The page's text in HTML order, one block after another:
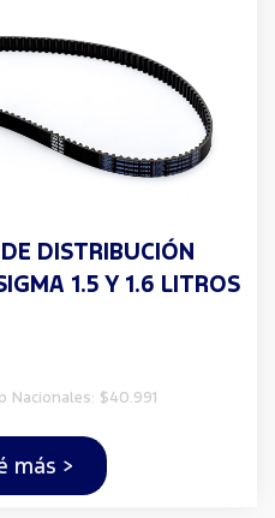
DISTRIBUCIÓN
1.5 Y 1.6 LITROS
Nacionales: $40.991
más >